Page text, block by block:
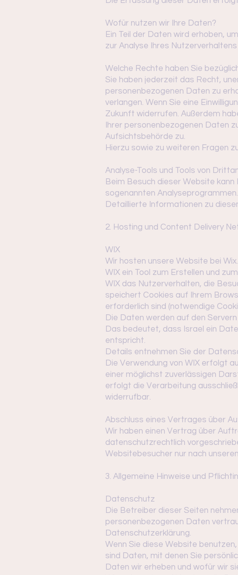
Wofür nutzen wir Ihre Daten?
Ein Teil der Daten wird erhoben,
zur Analyse Ihres
Welche Rechte haben Sie
Sie haben jederzeit das Recht,
personenbezogenen Daten zu
verlangen. Wenn Sie eine
Zukunft widerrufen. Außerdem
Ihrer personenbezogenen Daten
Aufsichtsbehörde zu.
Hierzu sowie zu weiteren Fragen
Analyse-Tools und Tools von
Beim Besuch dieser Website
sogenannten Analyseprogrammen.
Detaillierte Informationen zu
2. Hosting und Content Delivery
WIX
Wir hosten unsere Website bei
WIX ein Tool zum Erstellen und
WIX das Nutzerverhalten, die
speichert Cookies auf Ihrem
erforderlich sind (notwendige
Die Daten werden auf den
Das bedeutet, dass Israel ein
entspricht.
Details entnehmen Sie der
Die Verwendung von WIX erfolgt
einer möglichst zuverlässigen
erfolgt die Verarbeitung
widerrufbar.
Abschluss eines Vertrages über
Wir haben einen Vertrag über
datenschutzrechtlich
Websitebesucher nur nach
3. Allgemeine Hinweise und
Datenschutz
Die Betreiber dieser Seiten
personenbezogenen Daten
Datenschutzerklärung.
Wenn Sie diese Website
sind Daten, mit denen Sie
Daten wir erheben und wofür wir